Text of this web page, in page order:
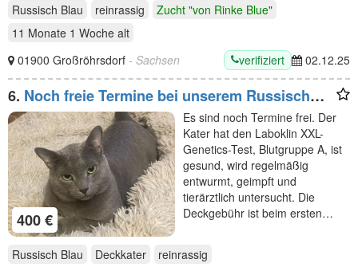
Russisch Blau
reinrassig
Zucht "von Rinke Blue"
11 Monate 1 Woche alt
01900 Großröhrsdorf - Sachsen verifiziert 02.12.25
6. Noch freie Termine bei unserem Russisch
Blau Deckkater für gesunde rollige
Katzenmädchen
400 €
Es sind noch Termine frei. Der
Kater hat den Laboklin XXL-
Genetics-Test, Blutgruppe A, ist
gesund, wird regelmäßig
entwurmt, geimpft und
tierärztlich untersucht. Die
Deckgebühr ist beim ersten…
Russisch Blau Deckkater
reinrassig